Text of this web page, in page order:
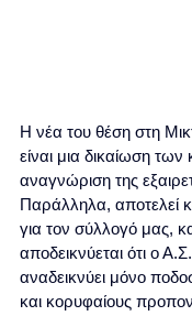
Η νέα του θέση στη
είναι μια δικαίωση
αναγνώριση της
Παράλληλα, αποτελεί
για τον σύλλογό μας,
αποδεικνύεται ότι ο
αναδεικνύει μόνο
και κορυφαίους